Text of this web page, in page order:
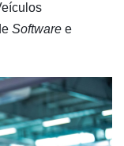
Software e